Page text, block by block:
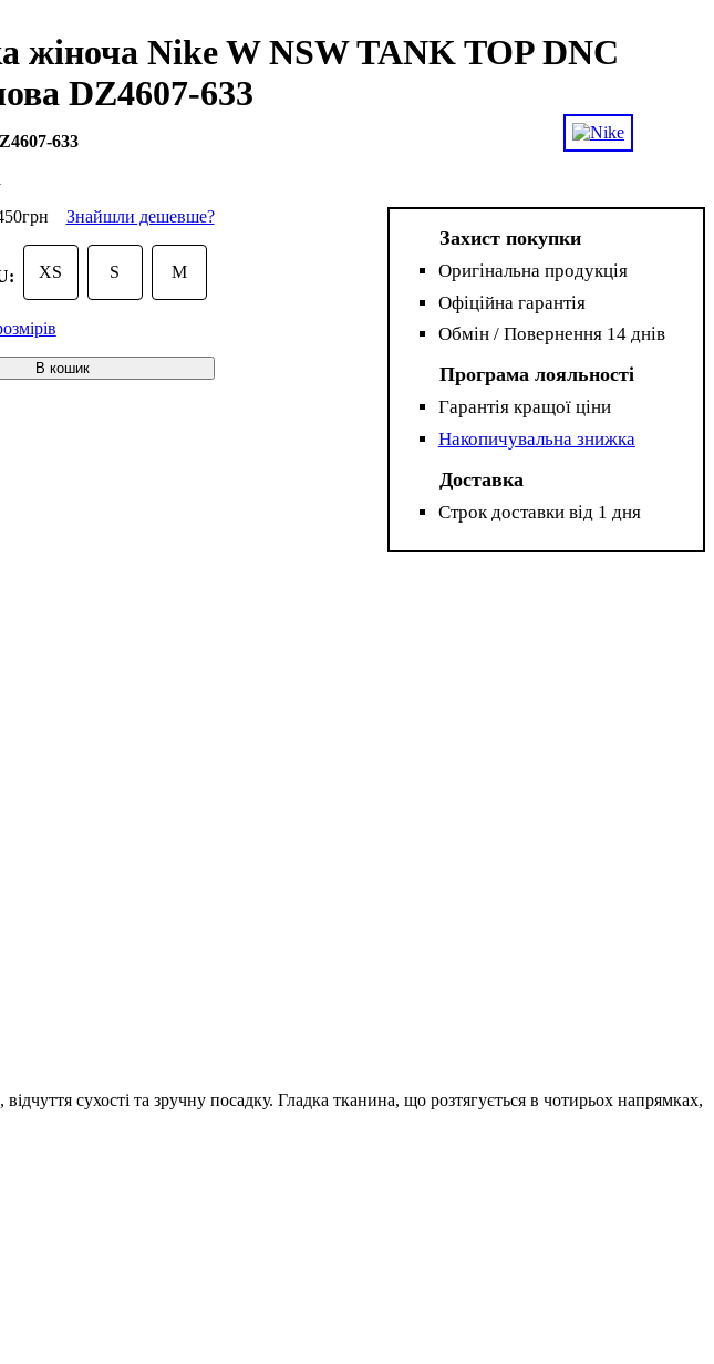
жіноча Nike W NSW TANK TOP DNC
DZ4607-633
633
грн Знайшли дешевше?
XS S M
В кошик
Захист покупки
Оригінальна продукція
Офіційна гарантія
Обмін / Повернення 14 днів
Програма лояльності
Гарантія кращої ціни
Накопичувальна знижка
Доставка
Строк доставки від 1 дня
сухості та зручну посадку. Гладка тканина, що розтягується в чотирьох напрямках,